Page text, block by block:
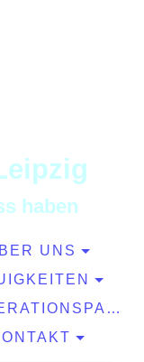
eipzig
haben
UNS
KOOPERATIONSPARTNER